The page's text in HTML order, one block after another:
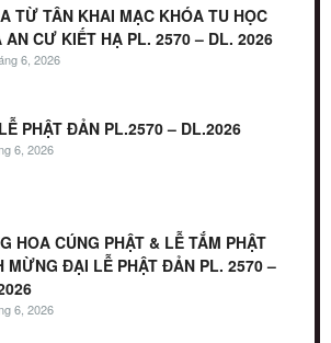
TỪ TÂN KHAI MẠC KHÓA TU HỌC
AN CƯ KIẾT HẠ PL. 2570 – DL. 2026
6, 2026
PHẬT ĐẢN PL.2570 – DL.2026
6, 2026
HOA CÚNG PHẬT & LỄ TẮM PHẬT
MỪNG ĐẠI LỄ PHẬT ĐẢN PL. 2570 –
6, 2026